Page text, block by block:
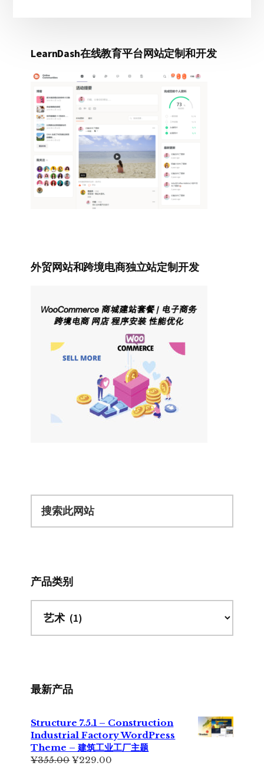
LearnDash在线教育平台网站定制和开发
外贸网站和跨境电商独立站定制开发
产品类别
最新产品
Structure 7.5.1 – Construction
Industrial Factory WordPress
Theme – 建筑工业工厂主题
¥355.00原
¥229.00